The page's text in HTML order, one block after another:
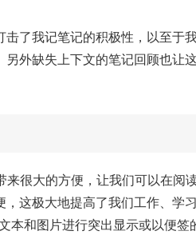
了我记笔记的积极性，以至于
外缺失上下文的笔记回顾也让
很大的方便，让我们可以在阅
这极大地提高了我们工作、学
本和图片进行突出显示或以便签